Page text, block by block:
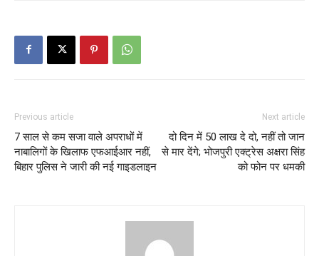
Previous article
7 साल से कम सजा वाले अपराधों में
नाबालिगों के खिलाफ एफआईआर नहीं,
बिहार पुलिस ने जारी की नई गाइडलाइन
Next article
दो दिन में 50 लाख दे दो, नहीं तो जान
से मार देंगे; भोजपुरी एक्ट्रेस अक्षरा सिंह
को फोन पर धमकी